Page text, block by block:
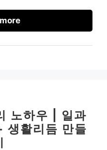
노하우 | 일과
생활리듬 만들